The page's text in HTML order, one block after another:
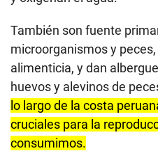
También son fuente
microorganismos y
alimenticia, y dan
huevos y alevinos de
lo largo de la costa
cruciales para la
consumimos.